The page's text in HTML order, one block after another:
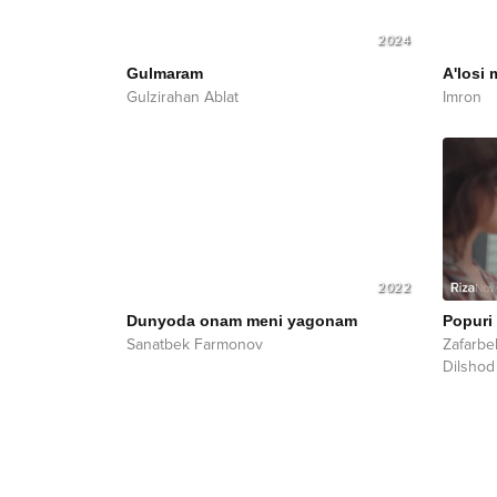
2024
Gulmaram
Gulzirahan Ablat
A'losi
Imron
2022
Dunyoda onam meni yagonam
Sanatbek Farmonov
Popuri